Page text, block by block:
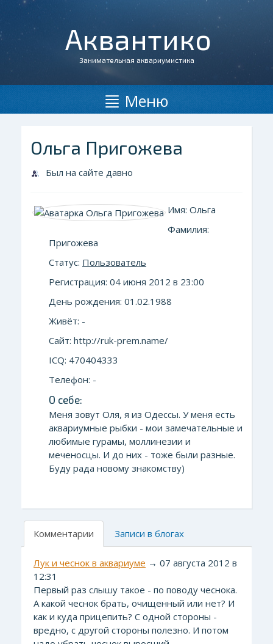
Аквантико
Занимательная аквариумистика
Меню
Ольга Пригожева
Был на сайте давно
Имя: Ольга
Фамилия:
Пригожева
Статус: Пользователь
Регистрация: 04 июня 2012 в 23:00
День рождения: 01.02.1988
Живёт: -
Сайт: http://ruk-prem.name/
ICQ: 470404333
Телефон: -
О себе:
Меня зовут Оля, я из Одессы. У меня есть
аквариумные рыбки - мои замечательные и
любимые гурамы, моллинезии и
меченосцы. И до них - тоже были разные.
Буду рада новому знакомству)
Комментарии Записи в блогах
Лук и чеснок в аквариуме → 07 августа 2012 в
12:31
Первый раз слышу такое - по поводу чеснока.
А какой чеснок брать, очищенный или нет? И
как и куда прицепить? С одной стороны -
вредно, с другой стороны полезно. И потом